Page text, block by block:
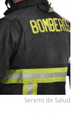
Seremi de Salud